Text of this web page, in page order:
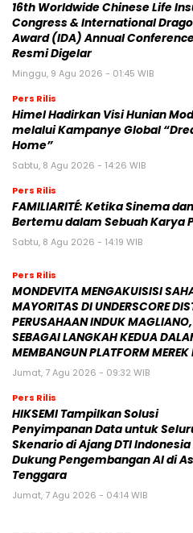
16th Worldwide Chinese Life
Congress & International
Award (IDA) Annual
Resmi Digelar
Minggu, 9 Agu 2026 - 01:45 WIB
Pers Rilis
Himel Hadirkan Visi Hunian
melalui Kampanye Global
Home”
Sabtu, 8 Agu 2026 - 14:26 WIB
Pers Rilis
FAMILIARITÉ: Ketika Sinema
Bertemu dalam Sebuah Karya
Sabtu, 8 Agu 2026 - 14:19 WIB
Pers Rilis
MONDEVITA MENGAKUISISI
MAYORITAS DI UNDERSCORE
PERUSAHAAN INDUK MAGLIANO,
SEBAGAI LANGKAH KEDUA
MEMBANGUN PLATFORM
Jumat, 7 Agu 2026 - 09:32 WIB
Pers Rilis
HIKSEMI Tampilkan Solusi
Penyimpanan Data untuk
Skenario di Ajang DTI Indonesia
Dukung Pengembangan AI di
Tenggara
Jumat, 7 Agu 2026 - 04:14 WIB